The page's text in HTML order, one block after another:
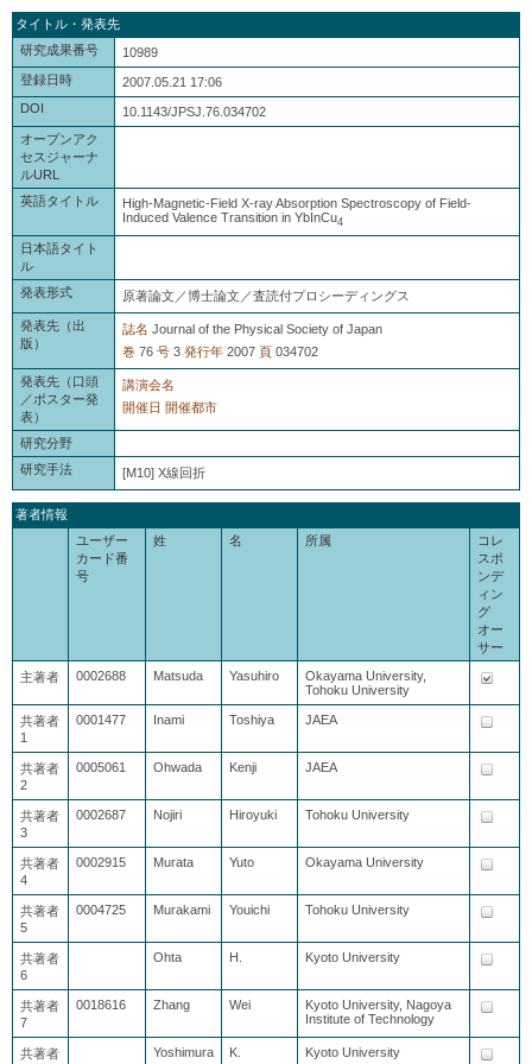
タイトル・発表先
研究成果番号
10989
登録日時
2007.05.21 17:06
DOI
10.1143/JPSJ.76.034702
オープンアク
セスジャーナ
ルURL
英語タイトル
High-Magnetic-Field X-ray Absorption Spectroscopy of Field-
Induced Valence Transition in YbInCu4
日本語タイト
ル
発表形式
原著論文／博士論文／査読付プロシーディングス
発表先（出
版）
誌名 Journal of the Physical Society of Japan
巻 76 号 3 発行年 2007 頁 034702
発表先（口頭
／ポスター発
表）
講演会名
開催日 開催都市
研究分野
研究手法
[M10] X線回折
著者情報
ユーザー
カード番
号
姓 名 所属
コレ
スポ
ンデ
ィン
グ
オー
サー
主著者 0002688 Matsuda Yasuhiro
Okayama University,
Tohoku University
共著者
1
0001477 Inami Toshiya JAEA
共著者
2
0005061 Ohwada Kenji JAEA
共著者
3
0002687 Nojiri Hiroyuki Tohoku University
共著者
4
0002915 Murata Yuto Okayama University
共著者
5
0004725 Murakami Youichi Tohoku University
共著者
6
Ohta H. Kyoto University
共著者
7
0018616 Zhang Wei
Kyoto University, Nagoya
Institute of Technology
共著者
Yoshimura K. Kyoto University